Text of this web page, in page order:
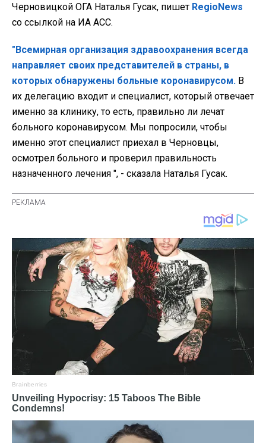
Черновицкой ОГА Наталья Гусак, пишет RegioNews
со ссылкой на ИА АСС.
"Всемирная организация здравоохранения всегда
направляет своих представителей в страны, в
которых обнаружены больные коронавирусом. В
их делегацию входит и специалист, который отвечает
именно за клинику, то есть, правильно ли лечат
больного коронавирусом. Мы попросили, чтобы
именно этот специалист приехал в Черновцы,
осмотрел больного и проверил правильность
назначенного лечения ", - сказала Наталья Гусак.